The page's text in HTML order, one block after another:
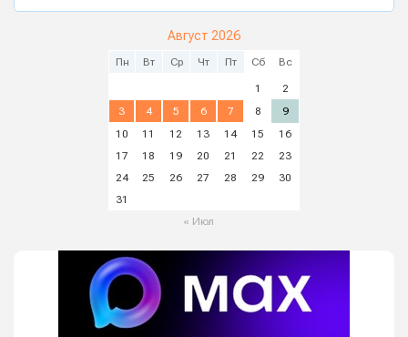
Август 2026
Пн Вт Ср Чт Пт Сб Вс
1
2
3
4 5 6 7 8
9
10
11 12 13 14 15
16
17
18 19 20 21 22
23
24
25 26 27 28 29
30
31
« Июл